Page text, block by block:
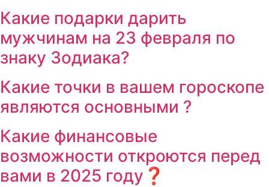
Какие подарки дарить
мужчинам на 23 февраля по
знаку Зодиака?
Какие точки в вашем гороскопе
являются основными ?
Какие финансовые
возможности откроются перед
вами в 2025 году❓